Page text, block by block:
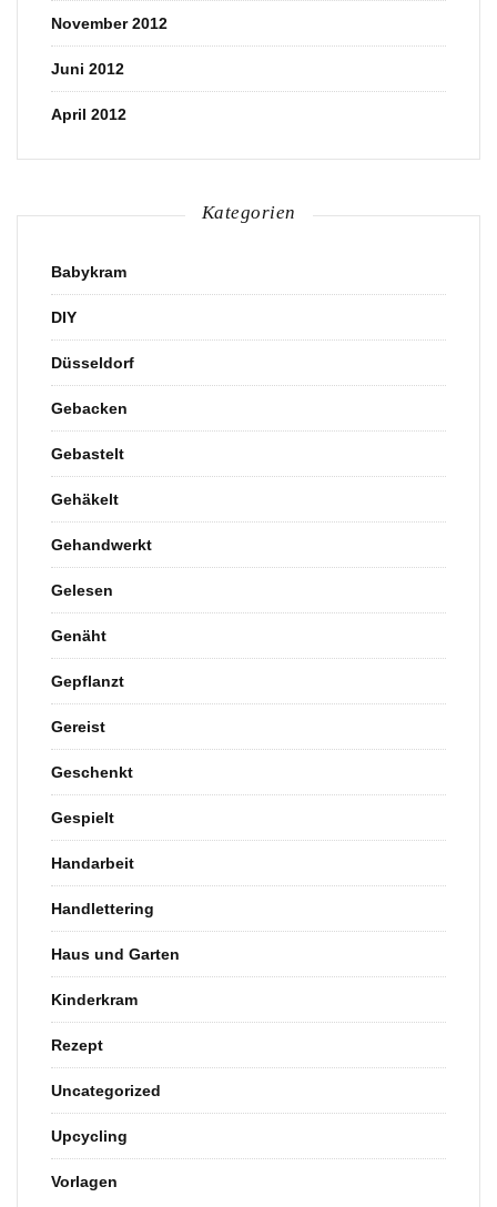
November 2012
Juni 2012
April 2012
Kategorien
Babykram
DIY
Düsseldorf
Gebacken
Gebastelt
Gehäkelt
Gehandwerkt
Gelesen
Genäht
Gepflanzt
Gereist
Geschenkt
Gespielt
Handarbeit
Handlettering
Haus und Garten
Kinderkram
Rezept
Uncategorized
Upcycling
Vorlagen